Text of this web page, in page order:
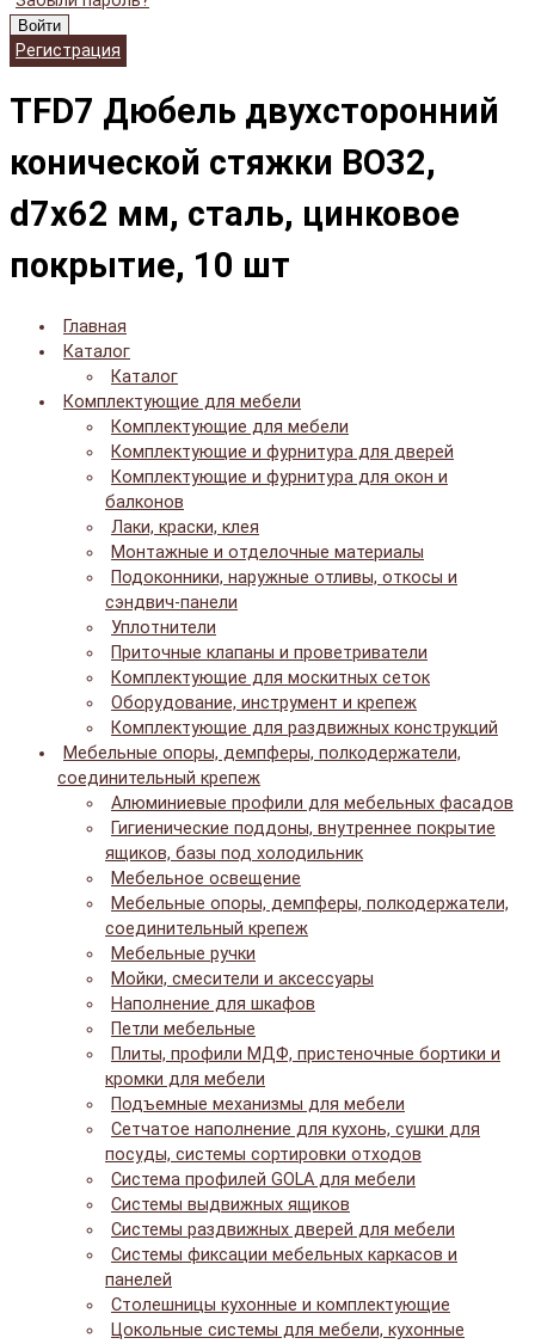
Войти
Регистрация
TFD7 Дюбель двухсторонний
конической стяжки BO32,
d7x62 мм, сталь, цинковое
покрытие, 10 шт
Главная
Каталог
Каталог
Комплектующие для мебели
Комплектующие для мебели
Комплектующие и фурнитура для дверей
Комплектующие и фурнитура для окон и
балконов
Лаки, краски, клея
Монтажные и отделочные материалы
Подоконники, наружные отливы, откосы и
сэндвич-панели
Уплотнители
Приточные клапаны и проветриватели
Комплектующие для москитных сеток
Оборудование, инструмент и крепеж
Комплектующие для раздвижных конструкций
Мебельные опоры, демпферы, полкодержатели,
соединительный крепеж
Алюминиевые профили для мебельных фасадов
Гигиенические поддоны, внутреннее покрытие
ящиков, базы под холодильник
Мебельное освещение
Мебельные опоры, демпферы, полкодержатели,
соединительный крепеж
Мебельные ручки
Мойки, смесители и аксессуары
Наполнение для шкафов
Петли мебельные
Плиты, профили МДФ, пристеночные бортики и
кромки для мебели
Подъемные механизмы для мебели
Сетчатое наполнение для кухонь, сушки для
посуды, системы сортировки отходов
Система профилей GOLA для мебели
Системы выдвижных ящиков
Системы раздвижных дверей для мебели
Системы фиксации мебельных каркасов и
панелей
Столешницы кухонные и комплектующие
Цокольные системы для мебели, кухонные